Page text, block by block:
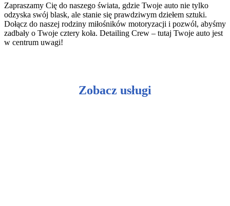
Zapraszamy Cię do naszego świata, gdzie Twoje auto nie tylko
odzyska swój blask, ale stanie się prawdziwym dziełem sztuki.
Dołącz do naszej rodziny miłośników motoryzacji i pozwól, abyśmy
zadbały o Twoje cztery koła. Detailing Crew – tutaj Twoje auto jest
w centrum uwagi!
Zobacz usługi